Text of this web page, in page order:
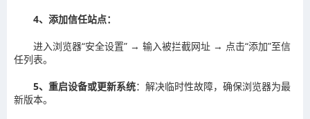
4‌、添加信任站点‌：
进入浏览器“安全设置” → 输入被拦截网址 → 点击“添加”至信
任列表。‌‌
5‌、重启设备或更新系统‌：解决临时性故障，确保浏览器为最
新版本。‌‌